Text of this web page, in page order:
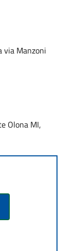
via Manzoni
Olona MI,